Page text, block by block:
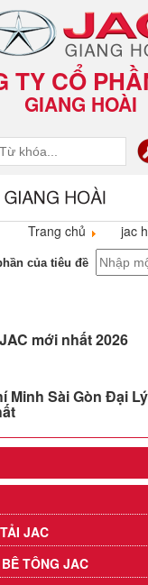
TY CỔ
GIANG HOÀI
Trang chủ jac
JAC
TÔNG JAC
của tiêu đề
mới nhất 2026
Minh Sài Gòn Đại